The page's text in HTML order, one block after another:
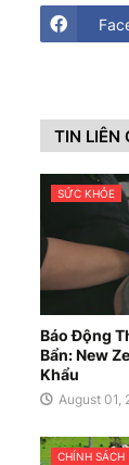
TIN LIÊN
SỨC KHỎE
Báo Động
Bẩn: New
Khẩu
August 01,
CHÍNH SÁCH